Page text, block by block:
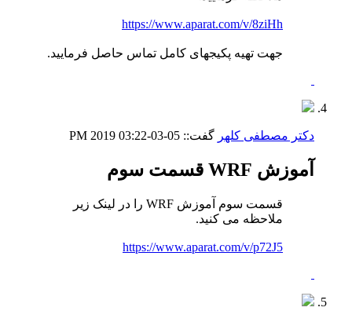
https://www.aparat.com/v/8ziHh
جهت تهیه پکیجهای کامل تماس حاصل فرمایید.
دکتر مصطفی کلهر گفت:: 05-03-2019
03:22 PM
آموزش WRF قسمت سوم
قسمت سوم آموزش WRF را در لینک زیر
ملاحظه می کنید.
https://www.aparat.com/v/p72J5